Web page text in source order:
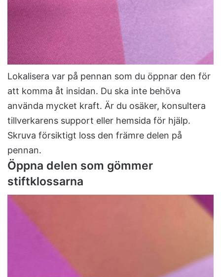
Lokalisera var på pennan som du öppnar den för
att komma åt insidan. Du ska inte behöva
använda mycket kraft. Är du osäker, konsultera
tillverkarens support eller hemsida för hjälp.
Skruva försiktigt loss den främre delen på
pennan.
Öppna delen som gömmer
stiftklossarna